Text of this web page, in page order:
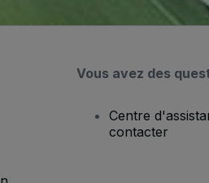
Vous avez des
Centre
contacter